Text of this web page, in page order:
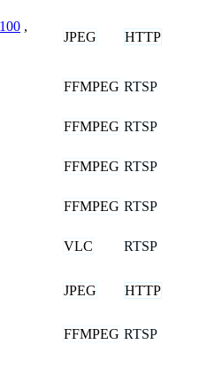
,
JPEG HTTP
FFMPEG RTSP
FFMPEG RTSP
FFMPEG RTSP
FFMPEG RTSP
VLC RTSP
JPEG HTTP
FFMPEG RTSP